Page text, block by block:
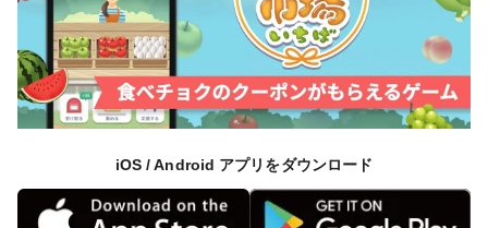
iOS / Android アプリをダウンロード